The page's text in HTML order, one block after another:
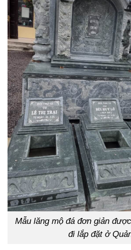
Mẫu lăng mộ đá đơn giản
đi lắp đặt ở